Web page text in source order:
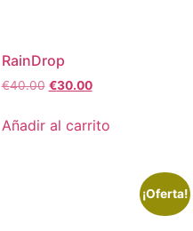
RainDrop
€40.00 €30.00
Añadir al carrito
¡Oferta!